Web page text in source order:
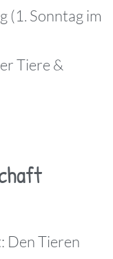
(1. Sonntag im
Tiere &
Den Tieren